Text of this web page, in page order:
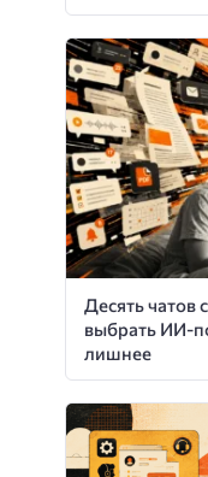
Десять чатов
выбрать ИИ-
лишнее